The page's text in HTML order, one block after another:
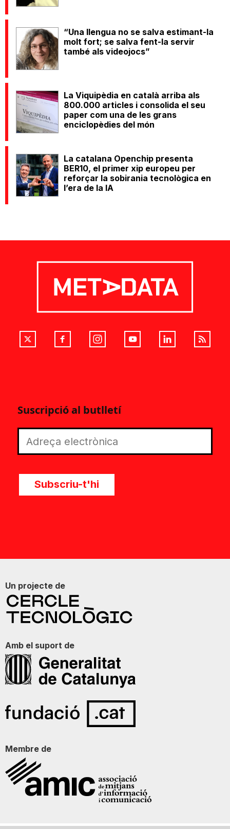
“Una llengua no se salva estimant-la
molt fort; se salva fent-la servir
també als videojocs”
La Viquipèdia en català arriba als
800.000 articles i consolida el seu
paper com una de les grans
enciclopèdies del món
La catalana Openchip presenta
BER10, el primer xip europeu per
reforçar la sobirania tecnològica en
l’era de la IA
Suscripció al butlletí
Subscriu-t'hi
Un projecte de
Amb el suport de
Membre de